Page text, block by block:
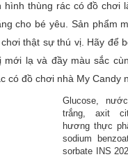
hình thùng rác có đồ chơi
cho bé yêu. Sản phẩm
thật sự thú vị. Hãy để
mới lạ và đầy màu sắc
có đồ chơi nhà My Candy
Glucose,
trắng, axit
hương thực
sodium
sorbate INS